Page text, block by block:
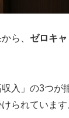
ら、 ゼロキ
収入」の3つ
られています